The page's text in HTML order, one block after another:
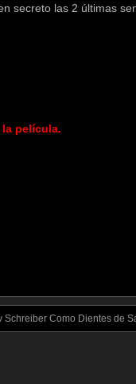
secreto las 2 últimas
película.
Schreiber Como Dientes de